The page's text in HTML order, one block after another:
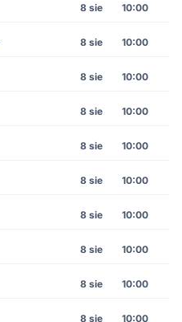
8 sie 10:00
8 sie 10:00
8 sie 10:00
8 sie 10:00
8 sie 10:00
8 sie 10:00
8 sie 10:00
8 sie 10:00
8 sie 10:00
8 sie 10:00